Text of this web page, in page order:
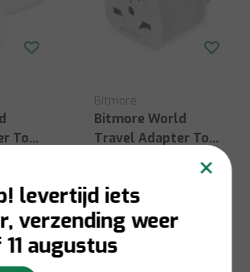
To
Bitmore
Bitmore World
Travel Adapter To
€4,50
×
levertijd iets
verzending weer
augustus